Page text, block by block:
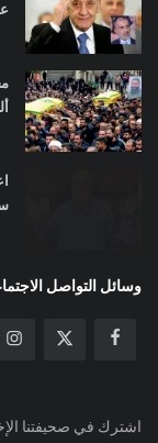
وسائل التواصل
اشترك في صحيفتنا